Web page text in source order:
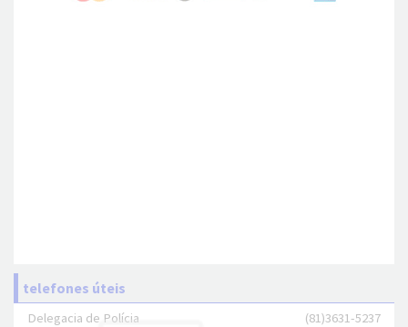
telefones úteis
Delegacia de Polícia
(81)3631-5237